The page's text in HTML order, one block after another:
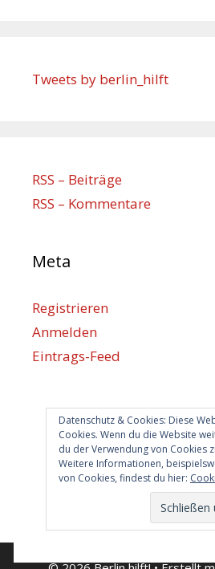
Datenschutz & Cookies: Diese
Cookies. Wenn du die Website
du der Verwendung von Cookies
Weitere Informationen,
von Cookies, findest du hier:
Tweets by berlin_hilft
RSS – Beiträge
RSS – Kommentare
Meta
Registrieren
Anmelden
Eintrags-Feed
WordPress.org
Berlin hilft
info@berlin-hilft.com